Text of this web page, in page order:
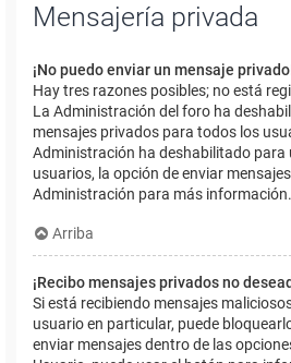
Mensajería privada
¡No puedo enviar un mensaje
Hay tres razones posibles; no está
La Administración del foro ha
mensajes privados para todos los
Administración ha deshabilitado para
usuarios, la opción de enviar
Administración para más información.
Arriba
¡Recibo mensajes privados no
Si está recibiendo mensajes
usuario en particular, puede
enviar mensajes dentro de las